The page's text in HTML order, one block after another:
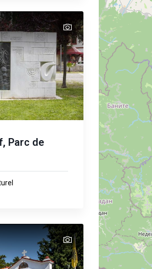
text
text
Parc de
text
text